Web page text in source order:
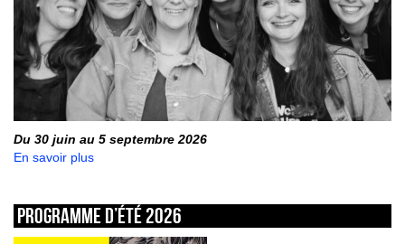
Du 30 juin au 5 septembre 2026
En savoir plus
Programme d’été 2026